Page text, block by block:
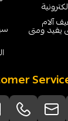
آلام
يفيد ومتى